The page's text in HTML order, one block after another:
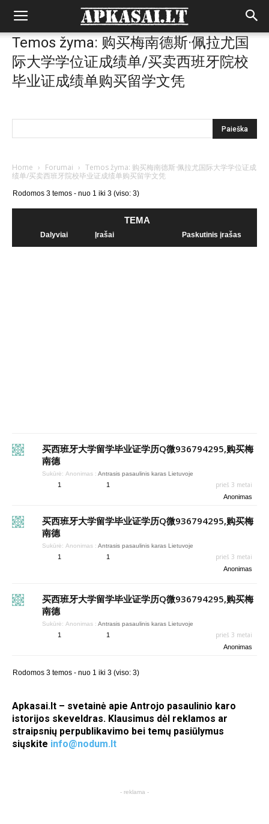
Temos žyma: 购买梅南德斯·佩拉尤国
际大学学位证成绩单/买卖西班牙院校
毕业证成绩单购买留学文凭
Home › Forumai › Temos žyma: 购买梅南德斯·佩拉尤国际大学学位证成
绩单/买卖西班牙院校毕业证成绩单购买留学文凭
Rodomos 3 temos - nuo 1 iki 3 (viso: 3)
TEMA
Dalyviai Įrašai Paskutinis įrašas
买西班牙大学留学毕业证学历Q微936794295,购买梅
南德
Sukūrė: Anonimas : Antrasis pasaulinis karas Lietuvoje
1 1 prieš 3 metai
Anonimas
买西班牙大学留学毕业证学历Q微936794295,购买梅
南德
Sukūrė: Anonimas : Antrasis pasaulinis karas Lietuvoje
1 1 prieš 3 metai
Anonimas
买西班牙大学留学毕业证学历Q微936794295,购买梅
南德
Sukūrė: Anonimas : Antrasis pasaulinis karas Lietuvoje
1 1 prieš 3 metai
Anonimas
Rodomos 3 temos - nuo 1 iki 3 (viso: 3)
Apkasai.lt – svetainė apie Antrojo pasaulinio karo
istorijos skeveldras. Klausimus dėl reklamos ar
straipsnių perpublikavimo bei temų pasiūlymus
siųskite info@nodum.lt
- reklama -